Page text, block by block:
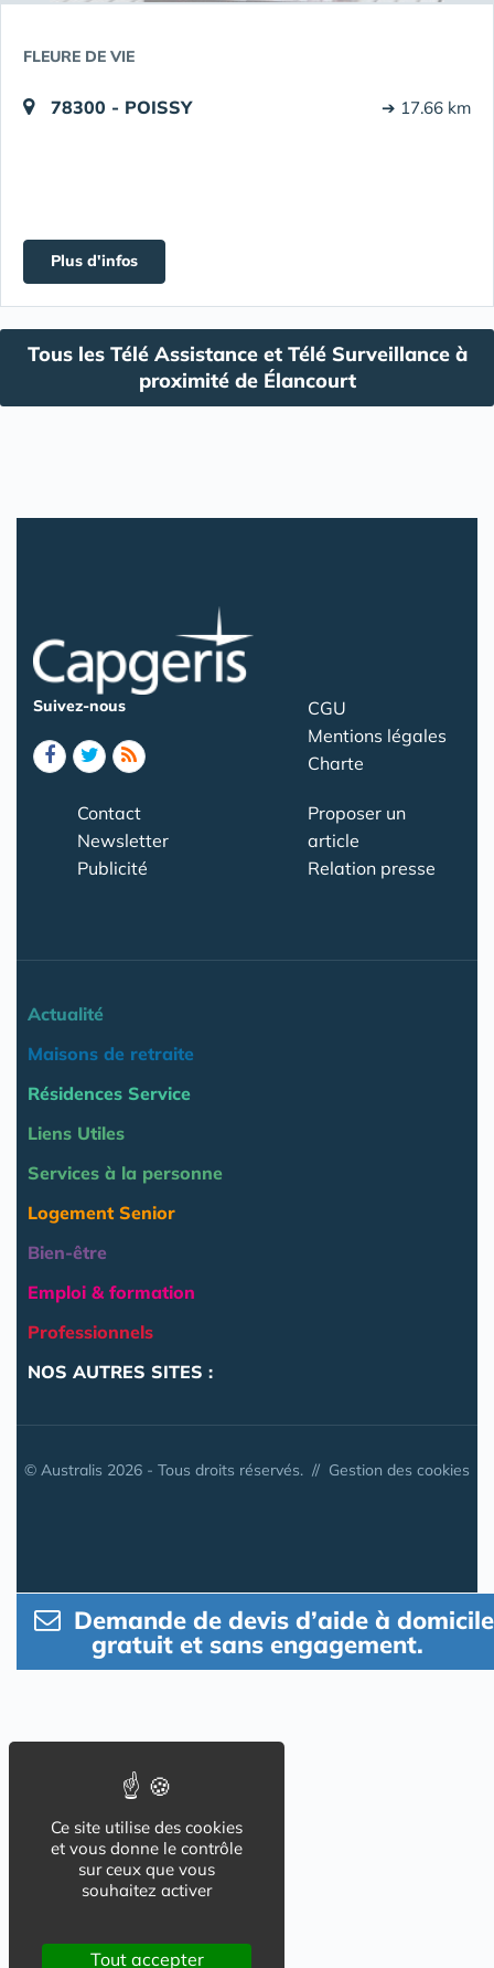
FLEURE DE VIE
78300 - POISSY ➔ 17.66 km
Plus d'infos
Tous les Télé Assistance et Télé Surveillance à
proximité de Élancourt
Suivez-nous
CGU
Mentions légales
Charte
Contact
Newsletter
Publicité
Proposer un
article
Relation presse
Actualité
Maisons de retraite
Résidences Service
Liens Utiles
Services à la personne
Logement Senior
Bien-être
Emploi & formation
Professionnels
NOS AUTRES SITES :
© Australis 2026 - Tous droits réservés. // Gestion des cookies
Demande de devis d’aide à domicile
gratuit et sans engagement.
Ce site utilise des cookies
et vous donne le contrôle
sur ceux que vous
souhaitez activer
Tout accepter